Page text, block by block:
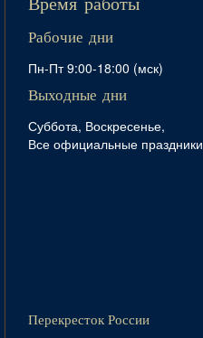
Время работы
Рабочие дни
Пн-Пт 9:00-18:00 (мск)
Выходные дни
Суббота, Воскресенье,
Все официальные праздники
Перекресток России